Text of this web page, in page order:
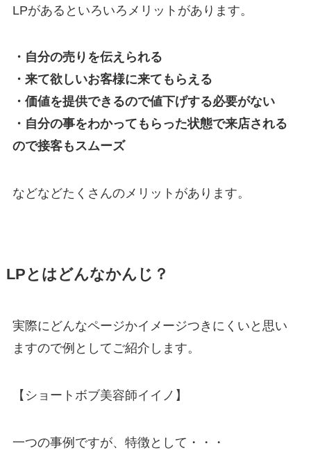
LPがあるといろいろメリットがあります。
・自分の売りを伝えられる
・来て欲しいお客様に来てもらえる
・価値を提供できるので値下げする必要がない
・自分の事をわかってもらった状態で来店される
ので接客もスムーズ
などなどたくさんのメリットがあります。
LPとはどんなかんじ？
実際にどんなページかイメージつきにくいと思い
ますので例としてご紹介します。
【ショートボブ美容師イイノ】
一つの事例ですが、特徴として・・・